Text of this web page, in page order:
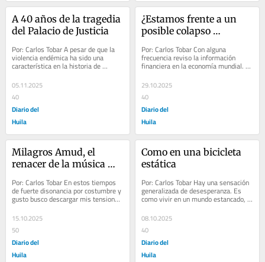
A 40 años de la tragedia
del Palacio de Justicia
Por: Carlos Tobar A pesar de que la
violencia endémica ha sido una
característica en la historia de
inmenso al...
05.11.2025
40
Diario del
Huila
¿Estamos frente a un
posible colapso
Por: Carlos Tobar Con alguna
frecuencia reviso la información
financiera en la economía mundial.
la evolución...
29.10.2025
40
Diario del
Huila
Milagros Amud, el
renacer de la música
Por: Carlos Tobar En estos tiempos
de fuerte disonancia por costumbre y
gusto busco descargar mis tensiones
escuchando música. Sentado frente a
mi...
15.10.2025
50
Diario del
Huila
Como en una bicicleta
estática
Por: Carlos Tobar Hay una sensación
generalizada de desesperanza. Es
como vivir en un mundo estancado,
sin movimiento. Donde nada parece
fluir. Se...
08.10.2025
40
Diario del
Huila